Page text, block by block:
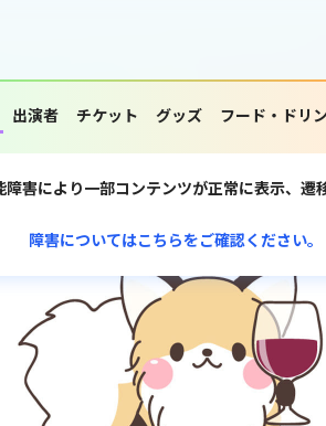
出演者 チケット グッズ フード・ドリ
害により一部コンテンツが正常に表示、遷
障害についてはこちらをご確認ください。